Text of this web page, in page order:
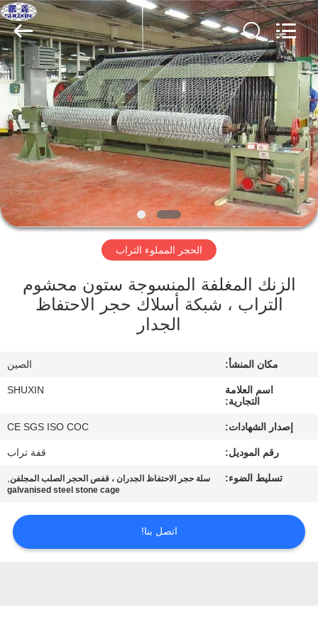
المنزل
منتجات
معلومات
عنا
جولة
المصنع
الجودة
اطلب
عرض
KN
Wire
Mesh
Co.,
Ltd..
Rights
Reserved.
الحجر المملوء التراب
الزنك المغلفة المنسوجة ستون محشوم
التراب ، شبكة أسلاك حجر الاحتفاظ
الجدار
مكان المنشأ: الصين
اسم العلامة
التجارية:
SHUXIN
إصدار الشهادات: CE SGS ISO COC
رقم الموديل: قفة تراب
تسليط الضوء: سلة حجر الاحتفاظ الجدران ، قفص الحجر الصلب المجلفن,
galvanised steel stone cage
اتصل بنا!